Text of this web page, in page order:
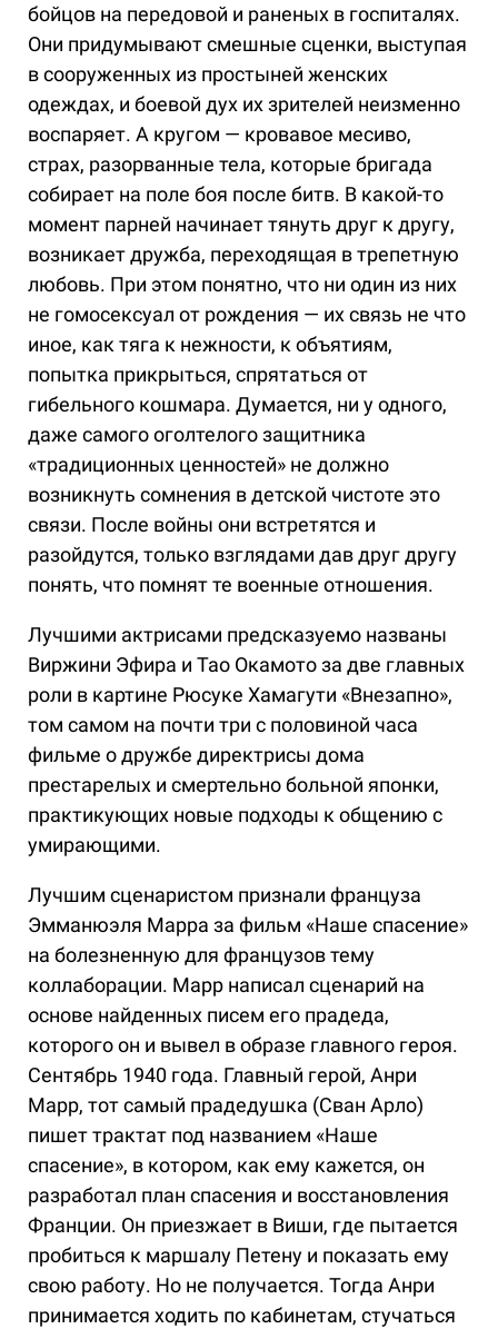
бойцов на передовой и раненых в госпиталях.
Они придумывают смешные сценки, выступая
в сооруженных из простыней женских
одеждах, и боевой дух их зрителей неизменно
воспаряет. А кругом — кровавое месиво,
страх, разорванные тела, которые бригада
собирает на поле боя после битв. В какой-то
момент парней начинает тянуть друг к другу,
возникает дружба, переходящая в трепетную
любовь. При этом понятно, что ни один из них
не гомосексуал от рождения — их связь не что
иное, как тяга к нежности, к объятиям,
попытка прикрыться, спрятаться от
гибельного кошмара. Думается, ни у одного,
даже самого оголтелого защитника
«традиционных ценностей» не должно
возникнуть сомнения в детской чистоте это
связи. После войны они встретятся и
разойдутся, только взглядами дав друг другу
понять, что помнят те военные отношения.
Лучшими актрисами предсказуемо названы
Виржини Эфира и Тао Окамото за две главных
роли в картине Рюсуке Хамагути «Внезапно»,
том самом на почти три с половиной часа
фильме о дружбе директрисы дома
престарелых и смертельно больной японки,
практикующих новые подходы к общению с
умирающими.
Лучшим сценаристом признали француза
Эмманюэля Марра за фильм «Наше спасение»
на болезненную для французов тему
коллаборации. Марр написал сценарий на
основе найденных писем его прадеда,
которого он и вывел в образе главного героя.
Сентябрь 1940 года. Главный герой, Анри
Марр, тот самый прадедушка (Сван Арло)
пишет трактат под названием «Наше
спасение», в котором, как ему кажется, он
разработал план спасения и восстановления
Франции. Он приезжает в Виши, где пытается
пробиться к маршалу Петену и показать ему
свою работу. Но не получается. Тогда Анри
принимается ходить по кабинетам, стучаться